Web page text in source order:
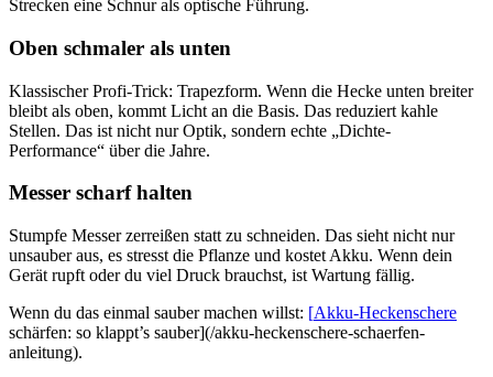
Strecken eine Schnur als optische Führung.
Oben schmaler als unten
Klassischer Profi-Trick: Trapezform. Wenn die Hecke unten breiter
bleibt als oben, kommt Licht an die Basis. Das reduziert kahle
Stellen. Das ist nicht nur Optik, sondern echte „Dichte-
Performance“ über die Jahre.
Messer scharf halten
Stumpfe Messer zerreißen statt zu schneiden. Das sieht nicht nur
unsauber aus, es stresst die Pflanze und kostet Akku. Wenn dein
Gerät rupft oder du viel Druck brauchst, ist Wartung fällig.
Wenn du das einmal sauber machen willst: [Akku-Heckenschere
schärfen: so klappt’s sauber](/akku-heckenschere-schaerfen-
anleitung).